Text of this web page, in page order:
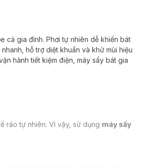
cả gia đình. Phơi tự nhiên dễ khiến bát
hỗ trợ diệt khuẩn và khử mùi hiệu
hành tiết kiệm điện, máy sấy bát gia
ráo tự nhiên. Vì vậy, sử dụng máy sấy